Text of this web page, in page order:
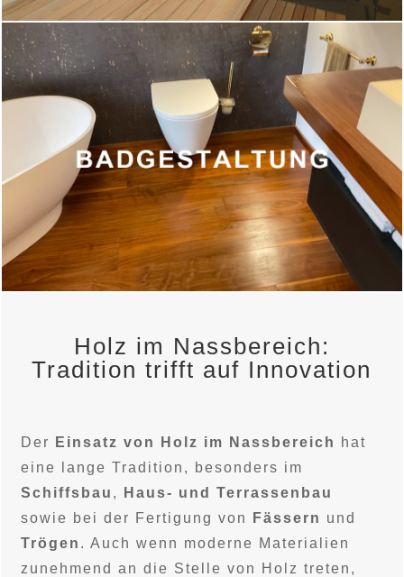
Holz im Nassbereich:
Tradition trifft auf Innovation
Der Einsatz von Holz im Nassbereich
hat
eine lange Tradition, besonders im
Schiffsbau ,
Haus- und Terrassenbau
sowie bei der Fertigung von
Fässern und
Trögen . Auch wenn moderne Materialien
zunehmend an die Stelle von Holz treten,